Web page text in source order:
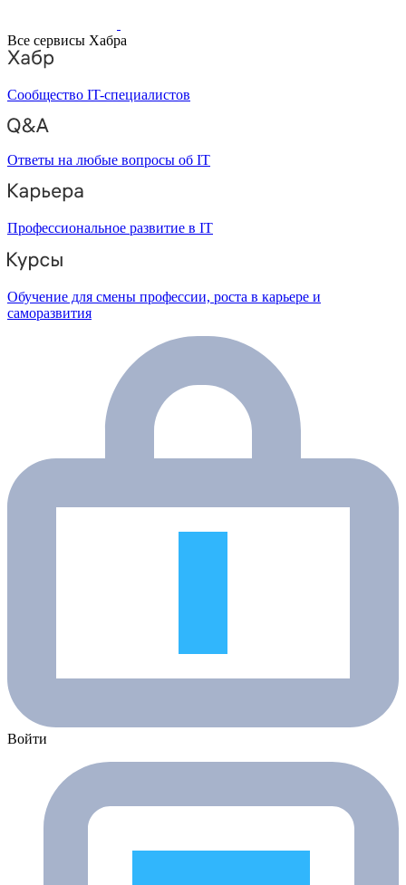
Все сервисы Хабра
Сообщество IT-специалистов
Ответы на любые вопросы об IT
Профессиональное развитие в IT
Обучение для смены профессии, роста в карьере и
саморазвития
Войти